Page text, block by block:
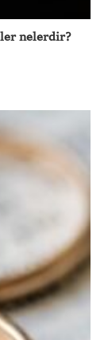
nelerdir?